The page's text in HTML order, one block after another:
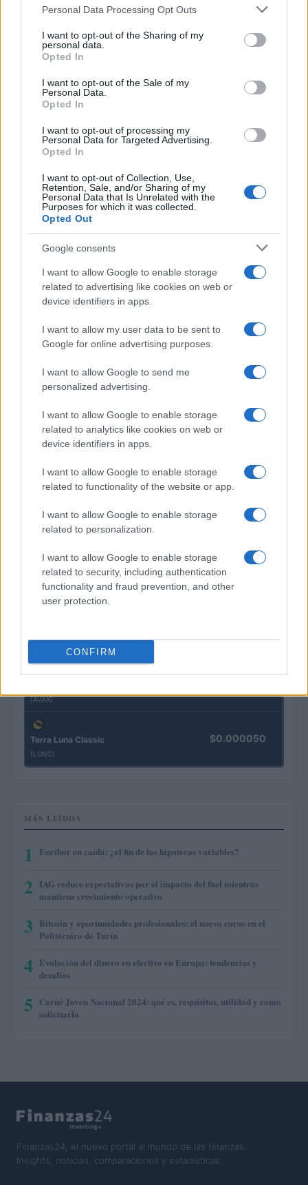
Please note that this website/app uses one or more Google
not limited to your visit or usage behaviour. You may click to
grant or deny consent to Google and its third-party tags to
use your data for below specified purposes in below Google
consent section.
Personal Data Processing Opt Outs
I want to opt-out of the Sharing of my
personal data.
Opted In
I want to opt-out of the Sale of my
Personal Data.
Opted In
I want to opt-out of processing my
Personal Data for Targeted Advertising.
Opted In
I want to opt-out of Collection, Use,
Retention, Sale, and/or Sharing of my
Personal Data that Is Unrelated with the
Purposes for which it was collected.
Opted Out
Google consents
I want to allow Google to enable storage
related to advertising like cookies on web or
device identifiers in apps.
I want to allow my user data to be sent to
Google for online advertising purposes.
I want to allow Google to send me
personalized advertising.
I want to allow Google to enable storage
related to analytics like cookies on web or
device identifiers in apps.
I want to allow Google to enable storage
related to functionality of the website or app.
I want to allow Google to enable storage
related to personalization.
I want to allow Google to enable storage
related to security, including authentication
functionality and fraud prevention, and other
user protection.
CONFIRM
FINANZAS
Cómo la crisis de refino está afectando los precios de la
gasolina y el diésel
COTIZACIONES CRYPTO
(BTC)
Ethereum
(ETH)
$1,876.93
BNB $600.18
$1.02
Solana
(SOL)
$76.21
(AVAX)
Terra Luna Classic
(LUNC)
$0.000050
MÁS LEÍDOS
1 Euríbor en caída: ¿el fin de las hipotecas variables?
2 IAG reduce expectativas por el impacto del fuel mientras
mantiene crecimiento operativo
3 Bitcoin y oportunidades profesionales: el nuevo curso en el
Politécnico de Turín
4 Evolución del dinero en efectivo en Europa: tendencias y
desafíos
5 Carné Joven Nacional 2024: qué es, requisitos, utilidad y cómo
solicitarlo
Finanzas24, el nuevo portal al mundo de las finanzas.
Insights, noticias, comparaciones y estadísticas.